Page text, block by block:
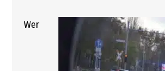
Wer